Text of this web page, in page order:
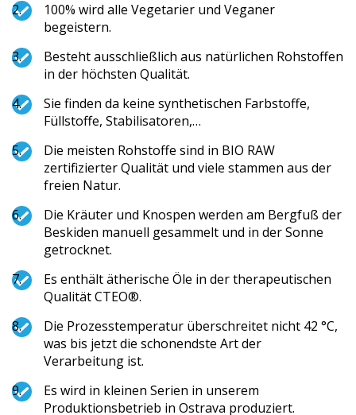
100% wird alle Vegetarier und Veganer
begeistern.
Besteht ausschließlich aus natürlichen Rohstoffen
in der höchsten Qualität.
Sie finden da keine synthetischen Farbstoffe,
Füllstoffe, Stabilisatoren,…
Die meisten Rohstoffe sind in BIO RAW
zertifizierter Qualität und viele stammen aus der
freien Natur.
Die Kräuter und Knospen werden am Bergfuß der
Beskiden manuell gesammelt und in der Sonne
getrocknet.
Es enthält ätherische Öle in der therapeutischen
Qualität CTEO®.
Die Prozesstemperatur überschreitet nicht 42 °C,
was bis jetzt die schonendste Art der
Verarbeitung ist.
Es wird in kleinen Serien in unserem
Produktionsbetrieb in Ostrava produziert.